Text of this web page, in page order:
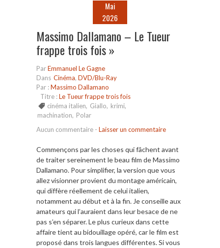
Mai
2026
Massimo Dallamano – Le Tueur
frappe trois fois »
ParEmmanuel Le Gagne
Dans Cinéma, DVD/Blu-Ray
Par :Massimo Dallamano
Titre :Le Tueur frappe trois fois
cinéma italien, Giallo, krimi,
machination, Polar
Aucun commentaire - Laisser un commentaire
Commençons par les choses qui fâchent avant
de traiter sereinement le beau film de Massimo
Dallamano. Pour simplifier, la version que vous
allez visionner provient du montage américain,
qui diffère réellement de celui italien,
notamment au début et à la fin. Je conseille aux
amateurs qui l’auraient dans leur besace de ne
pas s’en séparer. Le plus curieux dans cette
affaire tient au bidouillage opéré, car le film est
proposé dans trois langues différentes. Si vous